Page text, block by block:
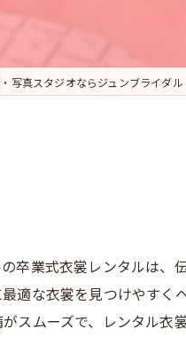
写真スタジオならジュンブライダル
卒業式衣裳レンタルは
適な衣裳を見つけやす
スムーズで、レンタル